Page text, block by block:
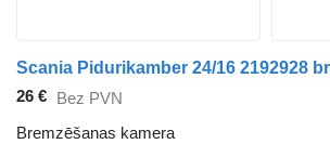
26 € Bez PVN
Bremzēšanas kamera